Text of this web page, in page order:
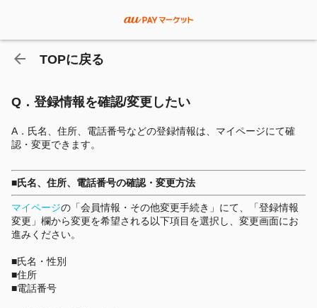
TOPに戻る
Q．登録情報を確認/変更したい
A．氏名、住所、電話番号などの登録情報は、マイページにて確
認・変更できます。
■氏名、住所、電話番号の確認・変更方法
マイページの「会員情報・その他変更手続き」にて、「登録情報
変更」欄から変更を希望される以下項目を選択し、変更画面にお
進みください。
■氏名・性別
■住所
■電話番号